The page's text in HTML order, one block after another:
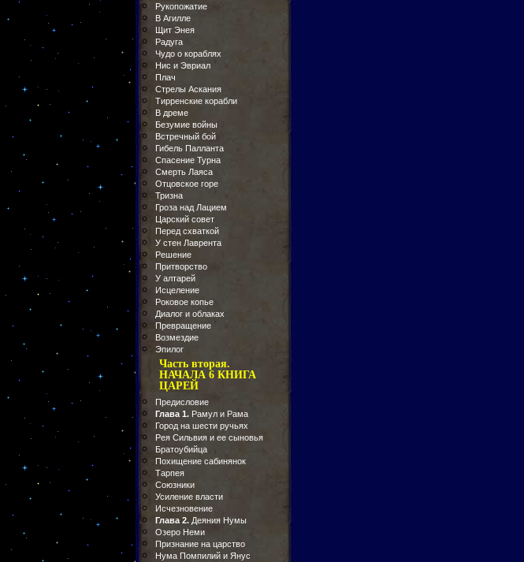
Рукопожатие
В Агилле
Щит Энея
Радуга
Чудо о кораблях
Нис и Эвриал
Плач
Стрелы Аскания
Тирренские корабли
В дреме
Безумие войны
Встречный бой
Гибель Палланта
Спасение Турна
Смерть Лаяса
Отцовское горе
Тризна
Гроза над Лацием
Царский совет
Перед схваткой
У стен Лаврента
Решение
Притворство
У алтарей
Исцеление
Роковое копье
Диалог и облаках
Превращение
Возмездие
Эпилог
Часть вторая.
НАЧАЛА 6 КНИГА
ЦАРЕЙ
Предисловие
Глава 1. Рамул и Рама
Город на шести ручьях
Рея Сильвия и ее сыновья
Братоубийца
Похищение сабинянок
Тарпея
Союзники
Усиление власти
Исчезновение
Глава 2. Деяния Нумы
Озеро Неми
Признание на царство
Нума Помпилий и Янус